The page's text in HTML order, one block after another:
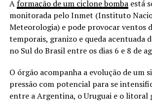
Aformação de um ciclone bombaestá
monitorada pelo Inmet (Instituto
Meteorologia) e pode provocar ventos
temporais, granizo e queda acentuada
no Sul do Brasil entre os dias 6 e 8 de
O órgão acompanha a evolução de um
pressão com potencial para se
entre a Argentina, o Uruguai e o litoral